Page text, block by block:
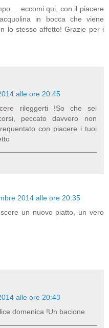
eccomi qui, con il piacere
in bocca che viene
lo stesso affetto! Grazie per i
alle ore 20:45
rileggerti !So che sei
peccato davvero non
con piacere i tuoi
2014 alle ore 20:35
un nuovo piatto, un vero
alle ore 20:43
domenica !Un bacione